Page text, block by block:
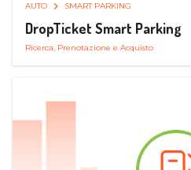
AUTO SMART PARKING
DropTicket Smart Parking
Ricerca, Prenotazione e Acquisto